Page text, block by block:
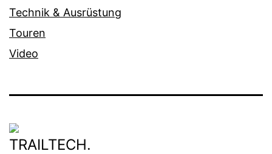
Technik & Ausrüstung
Touren
Video